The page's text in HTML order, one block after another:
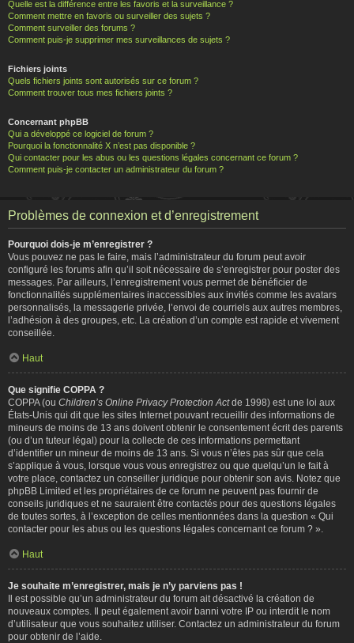
Quelle est la différence entre les favoris et la surveillance ?
Comment mettre en favoris ou surveiller des sujets ?
Comment surveiller des forums ?
Comment puis-je supprimer mes surveillances de sujets ?
Fichiers joints
Quels fichiers joints sont autorisés sur ce forum ?
Comment trouver tous mes fichiers joints ?
Concernant phpBB
Qui a développé ce logiciel de forum ?
Pourquoi la fonctionnalité X n’est pas disponible ?
Qui contacter pour les abus ou les questions légales concernant ce forum ?
Comment puis-je contacter un administrateur du forum ?
Problèmes de connexion et d’enregistrement
Pourquoi dois-je m’enregistrer ?
Vous pouvez ne pas le faire, mais l’administrateur du forum peut avoir
configuré les forums afin qu’il soit nécessaire de s’enregistrer pour poster des
messages. Par ailleurs, l’enregistrement vous permet de bénéficier de
fonctionnalités supplémentaires inaccessibles aux invités comme les avatars
personnalisés, la messagerie privée, l’envoi de courriels aux autres membres,
l’adhésion à des groupes, etc. La création d’un compte est rapide et vivement
conseillée.
Haut
Que signifie COPPA ?
COPPA (ou Children’s Online Privacy Protection Actde 1998) est une loi aux
États-Unis qui dit que les sites Internet pouvant recueillir des informations de
mineurs de moins de 13 ans doivent obtenir le consentement écrit des parents
(ou d’un tuteur légal) pour la collecte de ces informations permettant
d’identifier un mineur de moins de 13 ans. Si vous n’êtes pas sûr que cela
s’applique à vous, lorsque vous vous enregistrez ou que quelqu’un le fait à
votre place, contactez un conseiller juridique pour obtenir son avis. Notez que
phpBB Limited et les propriétaires de ce forum ne peuvent pas fournir de
conseils juridiques et ne sauraient être contactés pour des questions légales
de toutes sortes, à l’exception de celles mentionnées dans la question « Qui
contacter pour les abus ou les questions légales concernant ce forum ? ».
Haut
Je souhaite m’enregistrer, mais je n’y parviens pas !
Il est possible qu’un administrateur du forum ait désactivé la création de
nouveaux comptes. Il peut également avoir banni votre IP ou interdit le nom
d’utilisateur que vous souhaitez utiliser. Contactez un administrateur du forum
pour obtenir de l’aide.